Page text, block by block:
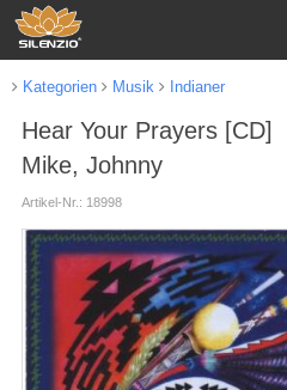
Kategorien Musik Indianer
Hear Your Prayers [CD]
Mike, Johnny
Artikel-Nr.: 18998